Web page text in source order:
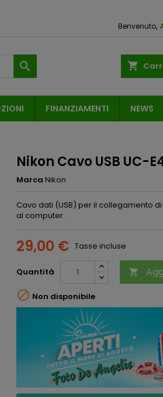
Benvenuto,
shopping_cart

FINANZIAMENTI NEWS
Nikon Cavo USB UC-
Marca Nikon
Cavo dati (USB) per il collegamento
al computer.
29,00 € Tasse incluse
Quantità 
 Non disponibile